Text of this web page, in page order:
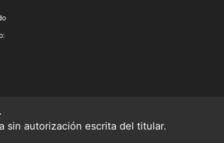
sin autorización escrita del titular.